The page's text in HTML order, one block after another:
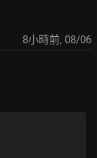
8小時前, 08/06